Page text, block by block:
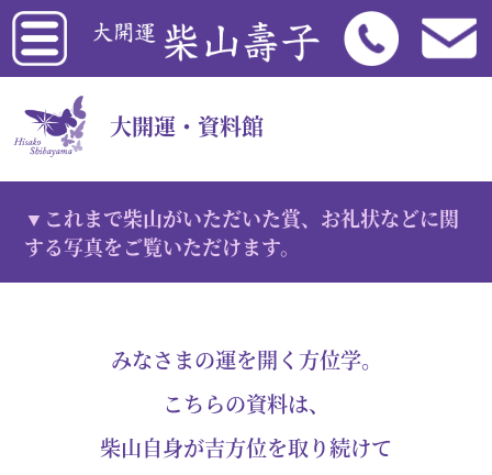
大開運・資料館
これまで柴山がいただいた賞、お礼状などに関
する写真をご覧いただけます。
みなさまの運を開く方位学。
こちらの資料は、
柴山自身が吉方位を取り続けて